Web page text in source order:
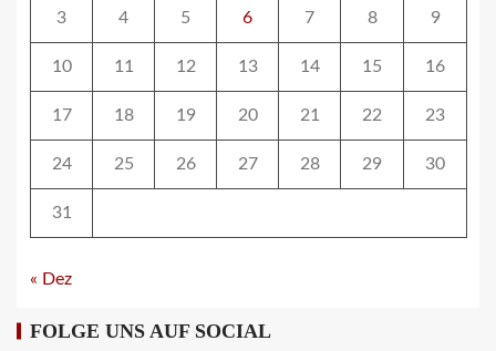
3 4 5 6 7 8 9
10 11 12 13 14 15 16
17 18 19 20 21 22 23
24 25 26 27 28 29 30
31
« Dez
FOLGE UNS AUF SOCIAL
27
starten Mitte Dezember
28
ÖV-NEWS CH
Fahrplan 2026: Angebotsausbau auf
diversen Linien
29